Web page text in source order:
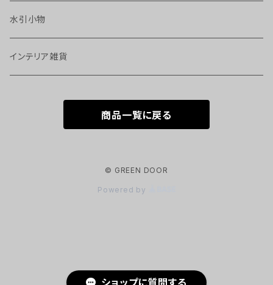
ショップに質問する
水引小物
インテリア雑貨
商品一覧に戻る
© GREEN DOOR
Powered by